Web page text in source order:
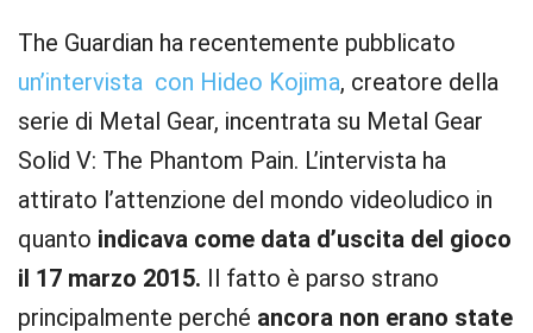
The Guardian ha recentemente pubblicato
un’intervista con Hideo Kojima, creatore della
serie di Metal Gear, incentrata su Metal Gear
Solid V: The Phantom Pain. L’intervista ha
attirato l’attenzione del mondo videoludico in
quanto indicava come data d’uscita del gioco
il 17 marzo 2015. Il fatto è parso strano
principalmente perché ancora non erano state